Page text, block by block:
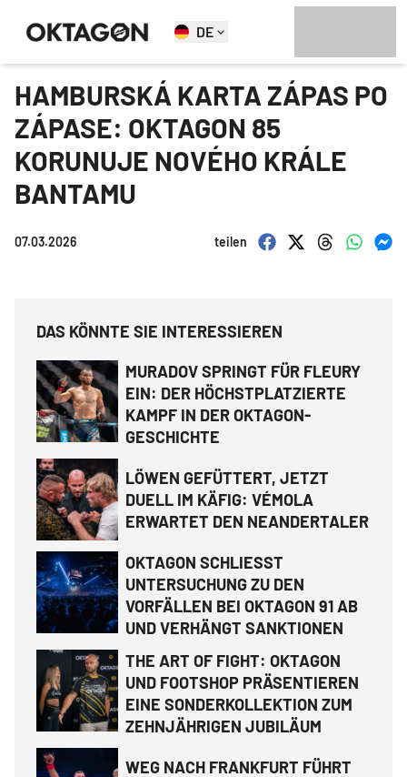
DE
HAMBURSKÁ KARTA ZÁPAS PO
ZÁPASE: OKTAGON 85
KORUNUJE NOVÉHO KRÁLE
BANTAMU
07.03.2026 teilen
DAS KÖNNTE SIE INTERESSIEREN
MURADOV SPRINGT FÜR FLEURY
EIN: DER HÖCHSTPLATZIERTE
KAMPF IN DER OKTAGON-
GESCHICHTE
LÖWEN GEFÜTTERT, JETZT
DUELL IM KÄFIG: VÉMOLA
ERWARTET DEN NEANDERTALER
OKTAGON SCHLIESST
UNTERSUCHUNG ZU DEN
VORFÄLLEN BEI OKTAGON 91 AB
UND VERHÄNGT SANKTIONEN
THE ART OF FIGHT: OKTAGON
UND FOOTSHOP PRÄSENTIEREN
EINE SONDERKOLLEKTION ZUM
ZEHNJÄHRIGEN JUBILÄUM
WEG NACH FRANKFURT FÜHRT